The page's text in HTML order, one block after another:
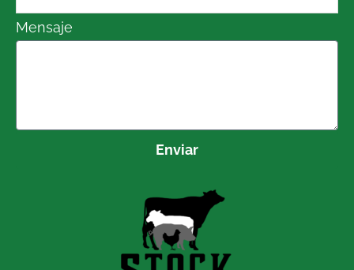
Mensaje
Enviar